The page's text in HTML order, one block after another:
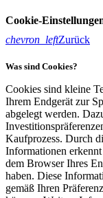
Cookie-
chevron_leftZurück
Was sind Cookies?
Cookies sind kleine
Ihrem Endgerät zur
abgelegt werden.
Kaufprozess. Durch
Informationen
dem Browser Ihres
haben. Diese
gemäß Ihren